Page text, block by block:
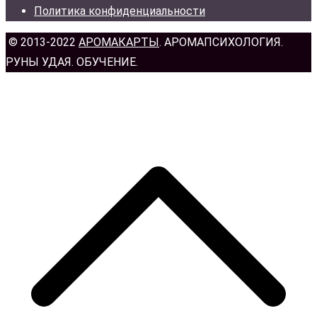
Политика конфиденциальности
© 2013-2022 АРОМАКАРТЫ. АРОМАПСИХОЛОГИЯ.
РУНЫ УДАЯ. ОБУЧЕНИЕ.